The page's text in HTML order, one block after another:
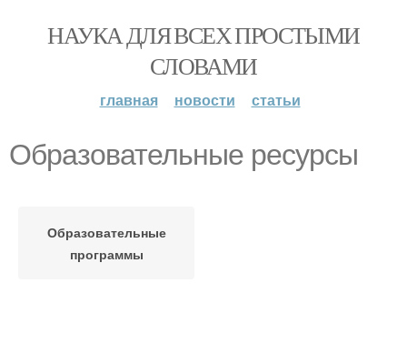
НАУКА ДЛЯ ВСЕХ ПРОСТЫМИ
СЛОВАМИ
главная новости статьи
Образовательные ресурсы
Образовательные
программы